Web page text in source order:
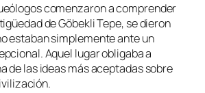
comenzaron a comprender
de Göbekli Tepe, se dieron
estaban simplemente ante un
Aquel lugar obligaba a
de las ideas más aceptadas sobre